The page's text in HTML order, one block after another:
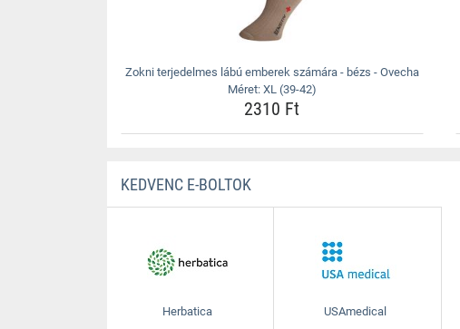
Zokni terjedelmes lábú emberek számára - bézs - Ovecha
Méret: XL (39-42)
2310 Ft
KEDVENC E-BOLTOK
Herbatica USAmedical